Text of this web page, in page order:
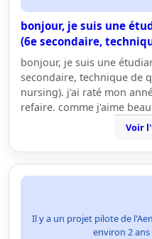
bonjour, je suis une
(6e secondaire,
bonjour, je suis une
secondaire, technique de
nursing). j'ai raté mon
refaire. comme j'aime
Voir
Il y a un projet pilote de
environ 2